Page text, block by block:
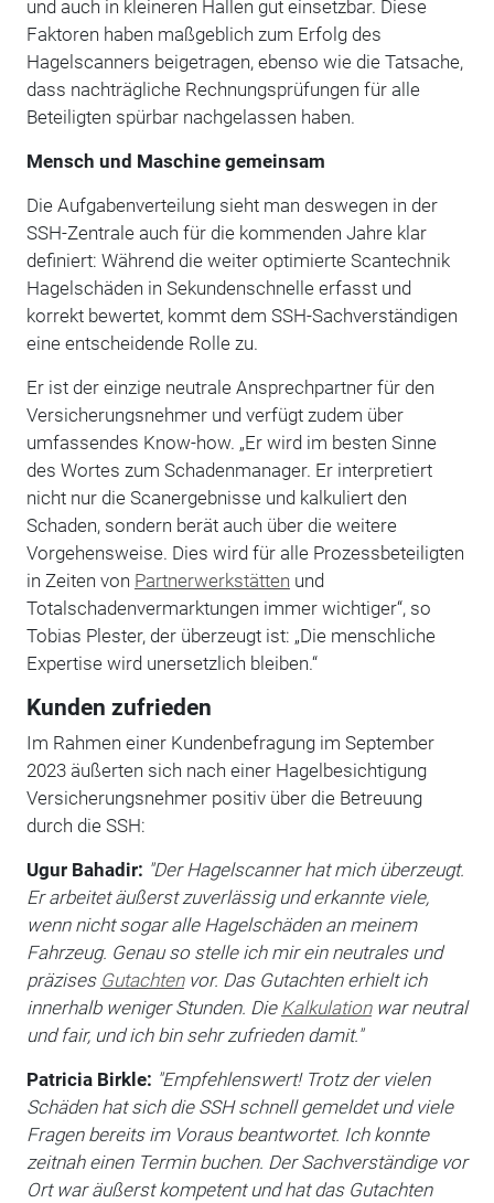
und auch in kleineren Hallen gut einsetzbar. Diese
Faktoren haben maßgeblich zum Erfolg des
Hagelscanners beigetragen, ebenso wie die Tatsache,
dass nachträgliche Rechnungsprüfungen für alle
Beteiligten spürbar nachgelassen haben.
Mensch und Maschine gemeinsam
Die Aufgabenverteilung sieht man deswegen in der
SSH-Zentrale auch für die kommenden Jahre klar
definiert: Während die weiter optimierte Scantechnik
Hagelschäden in Sekundenschnelle erfasst und
korrekt bewertet, kommt dem SSH-Sachverständigen
eine entscheidende Rolle zu.
Er ist der einzige neutrale Ansprechpartner für den
Versicherungsnehmer und verfügt zudem über
umfassendes Know-how. „Er wird im besten Sinne
des Wortes zum Schadenmanager. Er interpretiert
nicht nur die Scanergebnisse und kalkuliert den
Schaden, sondern berät auch über die weitere
Vorgehensweise. Dies wird für alle Prozessbeteiligten
in Zeiten von Partnerwerkstätten und
Totalschadenvermarktungen immer wichtiger“, so
Tobias Plester, der überzeugt ist: „Die menschliche
Expertise wird unersetzlich bleiben.“
Kunden zufrieden
Im Rahmen einer Kundenbefragung im September
2023 äußerten sich nach einer Hagelbesichtigung
Versicherungsnehmer positiv über die Betreuung
durch die SSH:
Ugur Bahadir: "Der Hagelscanner hat mich überzeugt.
Er arbeitet äußerst zuverlässig und erkannte viele,
wenn nicht sogar alle Hagelschäden an meinem
Fahrzeug. Genau so stelle ich mir ein neutrales und
präzises Gutachtenvor. Das Gutachten erhielt ich
innerhalb weniger Stunden. Die Kalkulationwar neutral
und fair, und ich bin sehr zufrieden damit."
Patricia Birkle: "Empfehlenswert! Trotz der vielen
Schäden hat sich die SSH schnell gemeldet und viele
Fragen bereits im Voraus beantwortet. Ich konnte
zeitnah einen Termin buchen. Der Sachverständige vor
Ort war äußerst kompetent und hat das Gutachten